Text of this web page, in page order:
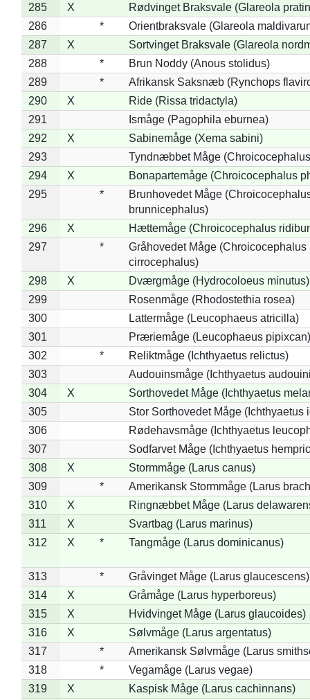
285
X
Rødvinget Braksvale (Glareola
286
*
Orientbraksvale (Glareola
287
X
Sortvinget Braksvale (Glareola
288
*
Brun Noddy (Anous stolidus)
289
*
Afrikansk Saksnæb (Rynchops
290
X
Ride (Rissa tridactyla)
291
Ismåge (Pagophila eburnea)
292
X
Sabinemåge (Xema sabini)
293
Tyndnæbbet Måge
294
X
Bonapartemåge (Chroicocephalus
295
*
Brunhovedet Måge
brunnicephalus)
296
X
Hættemåge (Chroicocephalus
297
*
Gråhovedet Måge (Chroicocephalus
cirrocephalus)
298
X
Dværgmåge (Hydrocoloeus minutus)
299
Rosenmåge (Rhodostethia rosea)
300
Lattermåge (Leucophaeus atricilla)
301
Præriemåge (Leucophaeus pipixcan)
302
*
Reliktmåge (Ichthyaetus relictus)
303
Audouinsmåge (Ichthyaetus
304
X
Sorthovedet Måge (Ichthyaetus
305
Stor Sorthovedet Måge (Ichthyaetus
306
Rødehavsmåge (Ichthyaetus
307
Sodfarvet Måge (Ichthyaetus
308
X
Stormmåge (Larus canus)
309
*
Amerikansk Stormmåge (Larus
310
X
Ringnæbbet Måge (Larus
311
X
Svartbag (Larus marinus)
312
X * Tangmåge (Larus dominicanus)
313 *
Gråvinget Måge (Larus glaucescens)
314
X
Gråmåge (Larus hyperboreus)
315
X
Hvidvinget Måge (Larus glaucoides)
316
X
Sølvmåge (Larus argentatus)
317
*
Amerikansk Sølvmåge (Larus
318
*
Vegamåge (Larus vegae)
319
X
Kaspisk Måge (Larus cachinnans)